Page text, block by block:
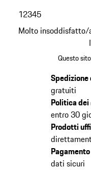
Molto insoddisfatto/
12345
Questo
Spedizione
gratuiti
Politica dei
entro 30
Prodotti
dati sicuri